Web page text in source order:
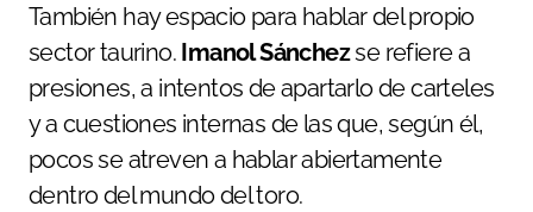
También hay espacio para hablar del propio
sector taurino. Imanol Sánchezse refiere a
presiones, a intentos de apartarlo de carteles
y a cuestiones internas de las que, según él,
pocos se atreven a hablar abiertamente
dentro del mundo del toro.